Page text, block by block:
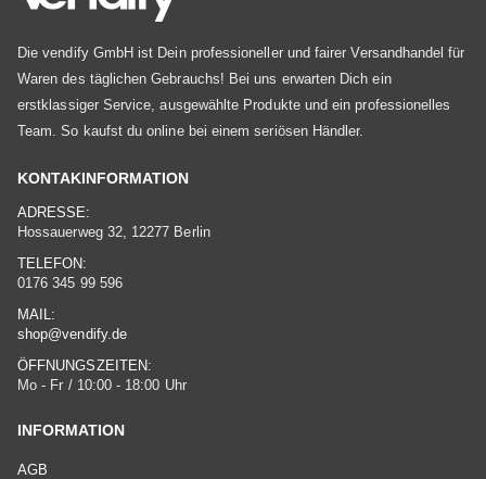
Die vendify GmbH ist Dein professioneller und fairer Versandhandel für
Waren des täglichen Gebrauchs! Bei uns erwarten Dich ein
erstklassiger Service, ausgewählte Produkte und ein professionelles
Team. So kaufst du online bei einem seriösen Händler.
KONTAKINFORMATION
ADRESSE:
Hossauerweg 32, 12277 Berlin
TELEFON:
0176 345 99 596
MAIL:
shop@vendify.de
ÖFFNUNGSZEITEN:
Mo - Fr / 10:00 - 18:00 Uhr
INFORMATION
AGB